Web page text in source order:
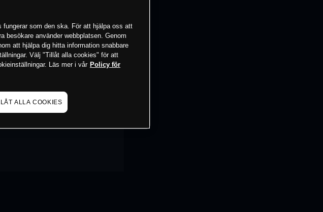
som den ska. För att hjälpa oss att
besökare använder webbplatsen. Genom
att hjälpa dig hitta information snabbare
Välj "Tillåt alla cookies" för att
Läs mer i vår Policy för
ALLA COOKIES